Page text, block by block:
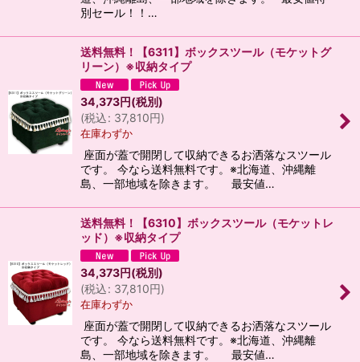
別セール！！…
送料無料！【6311】ボックスツール（モケットグ
リーン）※収納タイプ
34,373円(税別)
(税込: 37,810円)
在庫わずか
座面が蓋で開閉して収納できるお洒落なスツール
です。 今なら送料無料です。※北海道、沖縄離
島、一部地域を除きます。 最安値…
送料無料！【6310】ボックスツール（モケットレ
ッド）※収納タイプ
34,373円(税別)
(税込: 37,810円)
在庫わずか
座面が蓋で開閉して収納できるお洒落なスツール
です。 今なら送料無料です。※北海道、沖縄離
島、一部地域を除きます。 最安値…